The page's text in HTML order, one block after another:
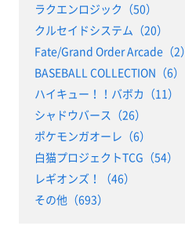
ラクエンロジック（50）
クルセイドシステム（20）
Fate/Grand Order Arcade（2）
BASEBALL COLLECTION（6）
ハイキュー！！バボカ（11）
シャドウバース（26）
ポケモンガオーレ（6）
白猫プロジェクトTCG（54）
レギオンズ！（46）
その他（693）